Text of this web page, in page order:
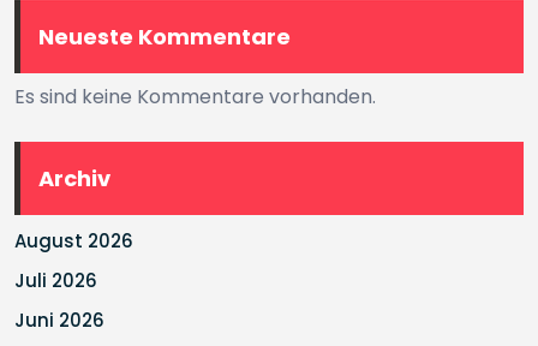
Neueste Kommentare
Es sind keine Kommentare vorhanden.
Archiv
August 2026
Juli 2026
Juni 2026